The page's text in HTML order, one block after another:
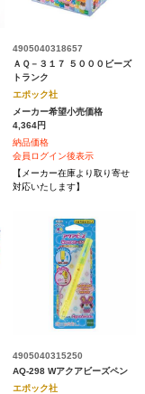
4905040318657
ＡＱ－３１７ ５０００ビーズ
トランク
エポック社
メーカー希望小売価格
4,364円
納品価格
会員ログイン後表示
【メーカー在庫より取り寄せ
対応いたします】
4905040315250
AQ-298 Wアクアビーズペン
エポック社